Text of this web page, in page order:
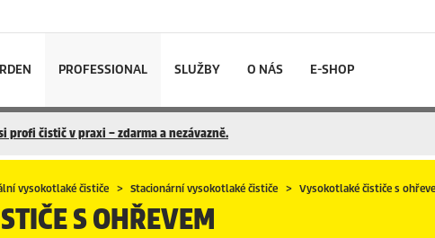
PROFESSIONAL SLUŽBY O NÁS E-SHOP
profi čistič v praxi – zdarma a nezávazně.
vysokotlaké čističe Stacionární vysokotlaké čističe Vysokotlaké čističe s
S OHŘEVEM